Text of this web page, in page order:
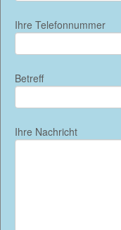
Ihre Telefonnummer
Betreff
Ihre Nachricht